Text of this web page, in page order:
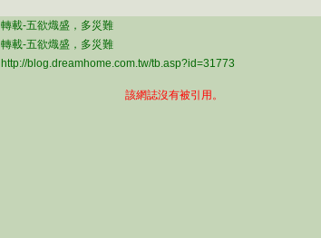
轉載-五欲熾盛，多災難
轉載-五欲熾盛，多災難
http://blog.dreamhome.com.tw/tb.asp?id=31773
該網誌沒有被引用。